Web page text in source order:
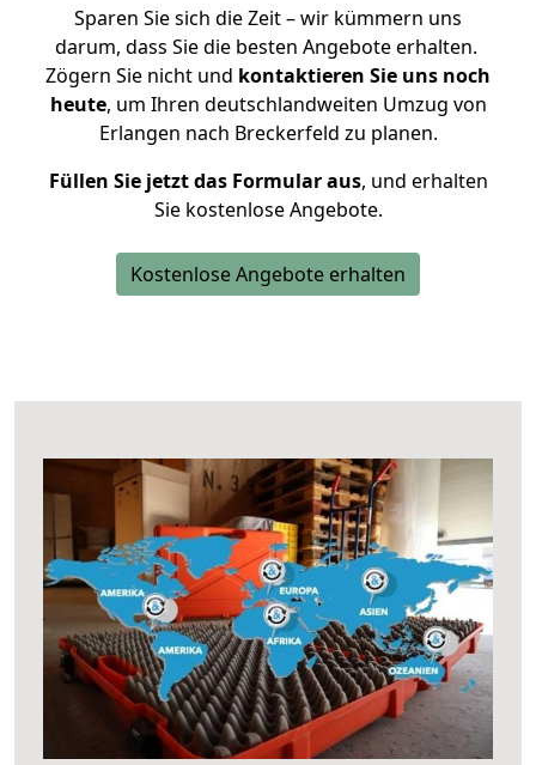
Sparen Sie sich die Zeit – wir kümmern uns
darum, dass Sie die besten Angebote erhalten.
Zögern Sie nicht und kontaktieren Sie uns noch
heute, um Ihren deutschlandweiten Umzug von
Erlangen nach Breckerfeld zu planen.
Füllen Sie jetzt das Formular aus, und erhalten
Sie kostenlose Angebote.
Kostenlose Angebote erhalten